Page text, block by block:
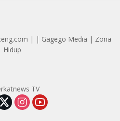
| | Gagego Media | Zona
Hidup